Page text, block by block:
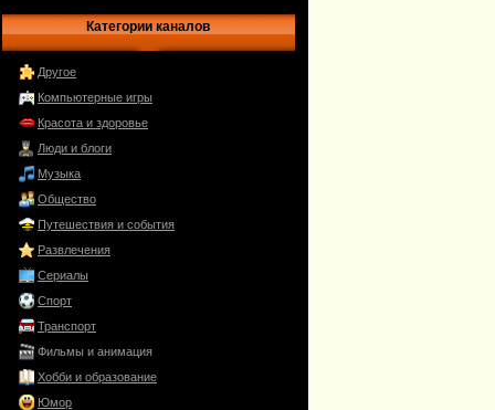
Категории каналов
Другое
Компьютерные игры
Красота и здоровье
Люди и блоги
Музыка
Общество
Путешествия и события
Развлечения
Сериалы
Спорт
Транспорт
Фильмы и анимация
Хобби и образование
Юмор